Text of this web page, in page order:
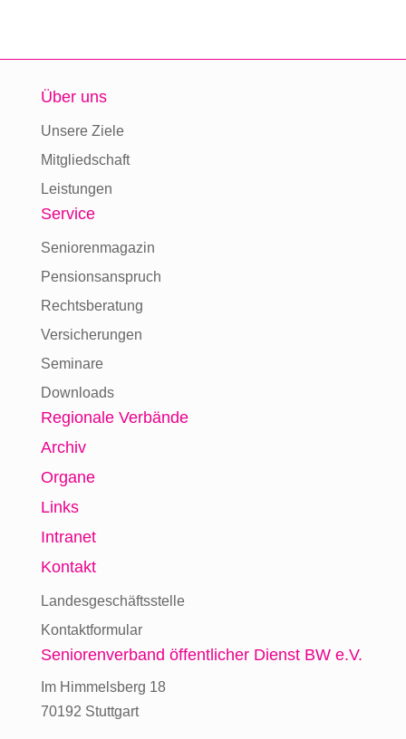
Über uns
Unsere Ziele
Mitgliedschaft
Leistungen
Service
Seniorenmagazin
Pensionsanspruch
Rechtsberatung
Versicherungen
Seminare
Downloads
Regionale Verbände
Archiv
Organe
Links
Intranet
Kontakt
Landesgeschäftsstelle
Kontaktformular
Seniorenverband öffentlicher Dienst BW e.V.
Im Himmelsberg 18
70192 Stuttgart